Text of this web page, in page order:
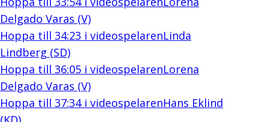
Delgado Varas (V)
Hoppa till 34:23 i videospelarenLinda
Lindberg (SD)
Hoppa till 36:05i videospelarenLorena
Delgado Varas (V)
Hoppa till 37:34i videospelarenHans Eklind